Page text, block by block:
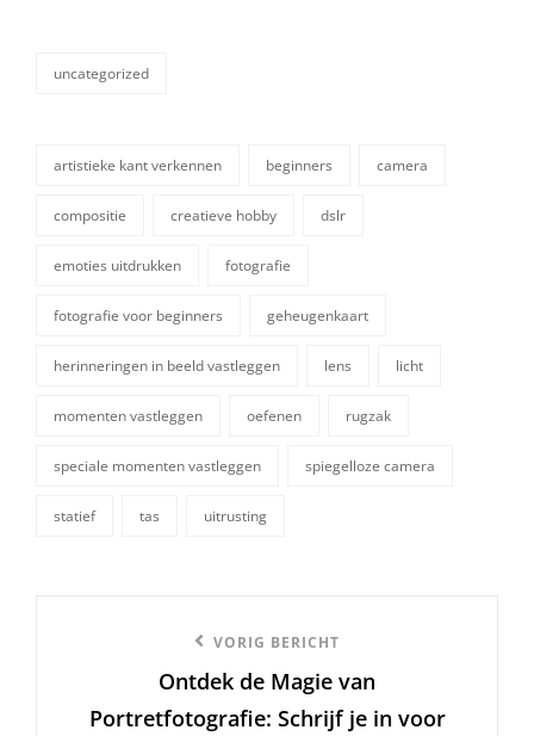
categorieën
uncategorized
artistieke kant verkennen beginners camera
compositie creatieve hobby dslr
emoties uitdrukken fotografie
fotografie voor beginners geheugenkaart
herinneringen in beeld vastleggen lens licht
momenten vastleggen oefenen rugzak
speciale momenten vastleggen spiegelloze camera
statief tas uitrusting
VORIG BERICHT
Ontdek de Magie van
Portretfotografie: Schrijf je in voor